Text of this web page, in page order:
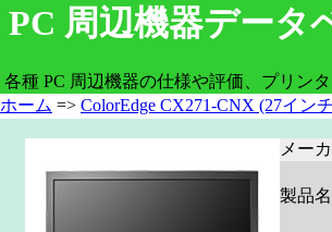
PC 周辺機器データ
各種 PC 周辺機器の仕様や評価、プリン
ホーム => ColorEdge CX271-CNX (27イン
メー
製品名